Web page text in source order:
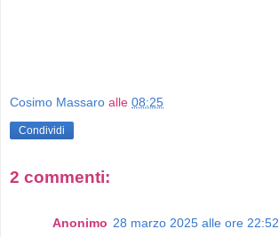
Cosimo Massaro alle 08:25
Condividi
2 commenti:
Anonimo 28 marzo 2025 alle ore 22:52